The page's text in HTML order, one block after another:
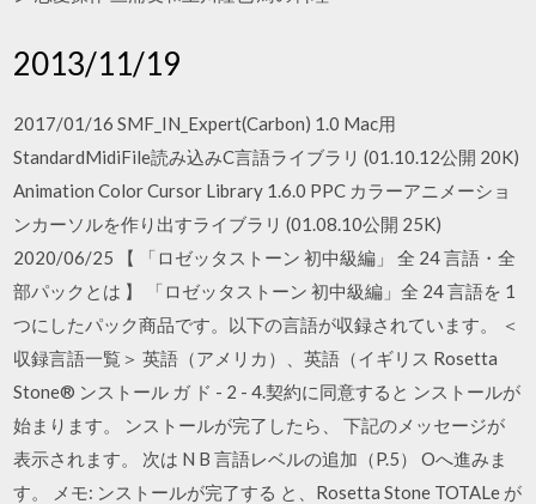
2013/11/19
2017/01/16 SMF_IN_Expert(Carbon) 1.0 Mac用
StandardMidiFile読み込みC言語ライブラリ (01.10.12公開 20K)
Animation Color Cursor Library 1.6.0 PPC カラーアニメーショ
ンカーソルを作り出すライブラリ (01.08.10公開 25K)
2020/06/25 【 「ロゼッタストーン 初中級編」 全 24 言語・全
部パックとは 】 「ロゼッタストーン 初中級編」全 24 言語を 1
つにしたパック商品です。以下の言語が収録されています。 ＜
収録言語一覧＞ 英語（アメリカ）、英語（イギリス Rosetta
Stone® ンストール ガ ド - 2 - 4.契約に同意すると ンストールが
始まります。 ンストールが完了したら、 下記のメッセージが
表示されます。 次は N B 言語レベルの追加（P.5） Oへ進みま
す。 メモ: ンストールが完了する と、Rosetta Stone TOTALe が